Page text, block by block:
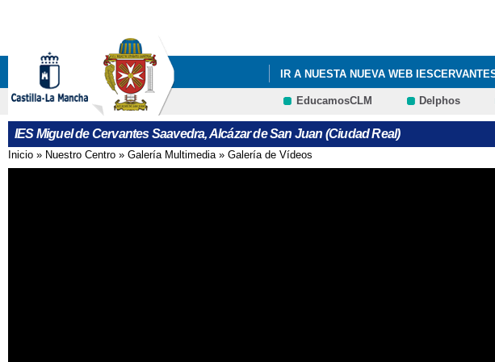
IR A NUESTA NUEVA WEB
EducamosCLM Delphos
IES Miguel de Cervantes Saavedra, Alcázar de San Juan (Ciudad Real)
Se encuentra usted aquí
Inicio » Nuestro Centro » Galería Multimedia» Galería de Vídeos